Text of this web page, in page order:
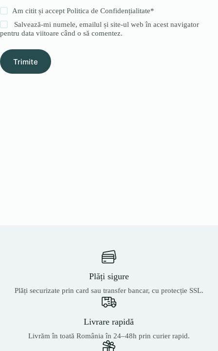
Am citit și acceptPolitica de Confidențialitate*
Salvează-mi numele, emailul și site-ul web în acest navigator
pentru data viitoare când o să comentez.
Trimite
Plăți sigure
Plăți securizate prin card sau transfer bancar, cu protecție SSL.
Livrare rapidă
Livrăm în toată România în 24–48h prin curier rapid.